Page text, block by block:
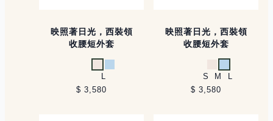
映照著日光，西裝領
收腰短外套
米白淺藍
$ 3,580
映照著日光，西裝領
收腰短外套
米白淺藍
S M
$ 3,580